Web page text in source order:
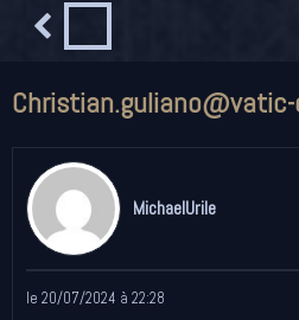
MichaelUrile
le 20/07/2024 à 22:28